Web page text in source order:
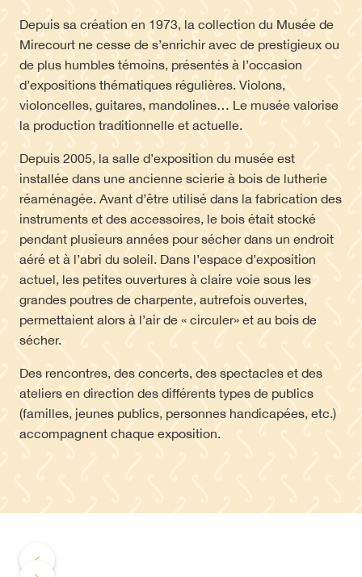
Depuis sa création en 1973, la collection du Musée de
Mirecourt ne cesse de s’enrichir avec de prestigieux ou
de plus humbles témoins, présentés à l’occasion
d’expositions thématiques régulières. Violons,
violoncelles, guitares, mandolines… Le musée valorise
la production traditionnelle et actuelle.
Depuis 2005, la salle d’exposition du musée est
installée dans une ancienne scierie à bois de lutherie
réaménagée. Avant d’être utilisé dans la fabrication des
instruments et des accessoires, le bois était stocké
pendant plusieurs années pour sécher dans un endroit
aéré et à l’abri du soleil. Dans l’espace d’exposition
actuel, les petites ouvertures à claire voie sous les
grandes poutres de charpente, autrefois ouvertes,
permettaient alors à l’air de « circuler» et au bois de
sécher.
Des rencontres, des concerts, des spectacles et des
ateliers en direction des différents types de publics
(familles, jeunes publics, personnes handicapées, etc.)
accompagnent chaque exposition.